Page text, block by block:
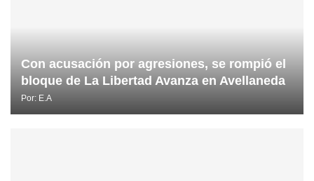
Con acusación por agresiones, se rompió el
bloque de La Libertad Avanza en Avellaneda
Por: E.A